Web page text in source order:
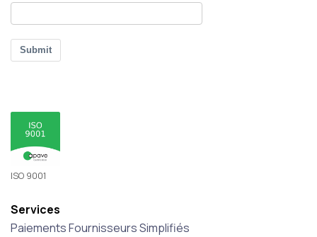
Submit
ISO 9001
Services
Paiements Fournisseurs Simplifiés